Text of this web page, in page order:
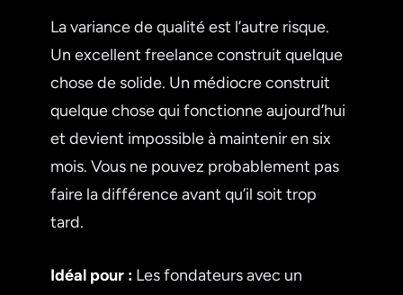
La variance de qualité est l’autre risque.
Un excellent freelance construit quelque
chose de solide. Un médiocre construit
quelque chose qui fonctionne aujourd’hui
et devient impossible à maintenir en six
mois. Vous ne pouvez probablement pas
faire la différence avant qu’il soit trop
tard.
Idéal pour : Les fondateurs avec un